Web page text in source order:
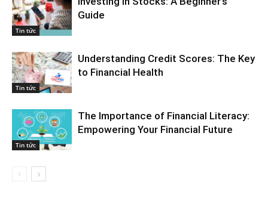
Tin tức
Guide
Tin tức
Understanding Credit Scores: The Key
to Financial Health
Tin tức
The Importance of Financial Literacy:
Empowering Your Financial Future